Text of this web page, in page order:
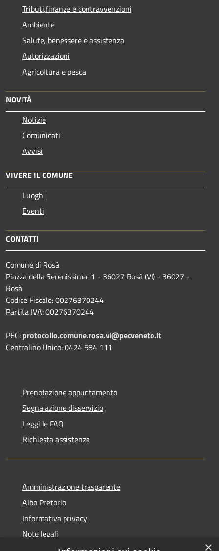
Tributi,finanze e contravvenzioni
Ambiente
Salute, benessere e assistenza
Autorizzazioni
Agricoltura e pesca
NOVITÀ
Notizie
Comunicati
Avvisi
VIVERE IL COMUNE
Luoghi
Eventi
CONTATTI
Comune di Rosà
Piazza della Serenissima, 1 - 36027 Rosà (VI) - 36027 -
Rosà
Codice Fiscale: 00276370244
Partita IVA: 00276370244
PEC: protocollo.comune.rosa.vi@pecveneto.it
Centralino Unico: 0424 584 111
Prenotazione appuntamento
Segnalazione disservizio
Leggi le FAQ
Richiesta assistenza
Amministrazione trasparente
Albo Pretorio
Informativa privacy
Note legali
×